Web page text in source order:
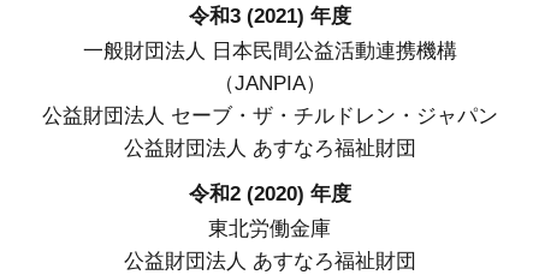
令和3 (2021) 年度
一般財団法人 日本民間公益活動連携機構
（JANPIA）
公益財団法人 セーブ・ザ・チルドレン・ジャパン
公益財団法人 あすなろ福祉財団
令和2 (2020) 年度
東北労働金庫
公益財団法人 あすなろ福祉財団